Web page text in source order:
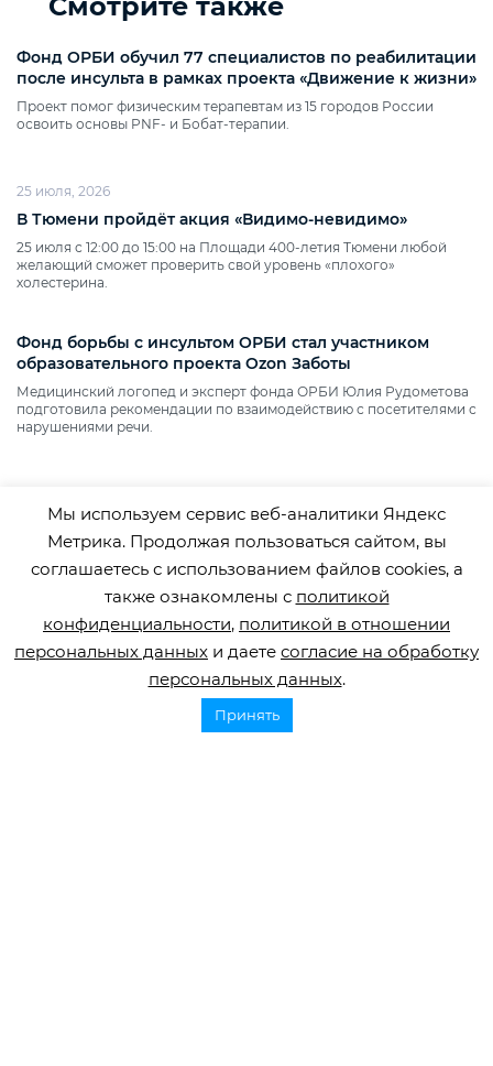
Смотрите также
Фонд ОРБИ обучил 77 специалистов по реабилитации
после инсульта в рамках проекта «Движение к жизни»
Проект помог физическим терапевтам из 15 городов России
освоить основы PNF‑ и Бобат‑терапии.
25 июля, 2026
В Тюмени пройдёт акция «Видимо‑невидимо»
25 июля с 12:00 до 15:00 на Площади 400‑летия Тюмени любой
желающий сможет проверить свой уровень «плохого»
холестерина.
Фонд борьбы с инсультом ОРБИ стал участником
образовательного проекта Ozon Заботы
Медицинский логопед и эксперт фонда ОРБИ Юлия Рудометова
подготовила рекомендации по взаимодействию с посетителями с
нарушениями речи.
Горячая линия по инсульту
Мы используем сервис веб-аналитики Яндекс
Метрика. Продолжая пользоваться сайтом, вы
соглашаетесь с использованием файлов cookies, а
также ознакомлены с политикой
конфиденциальности, политикой в отношении
персональных данных и даете согласие на обработку
персональных данных.
Принять